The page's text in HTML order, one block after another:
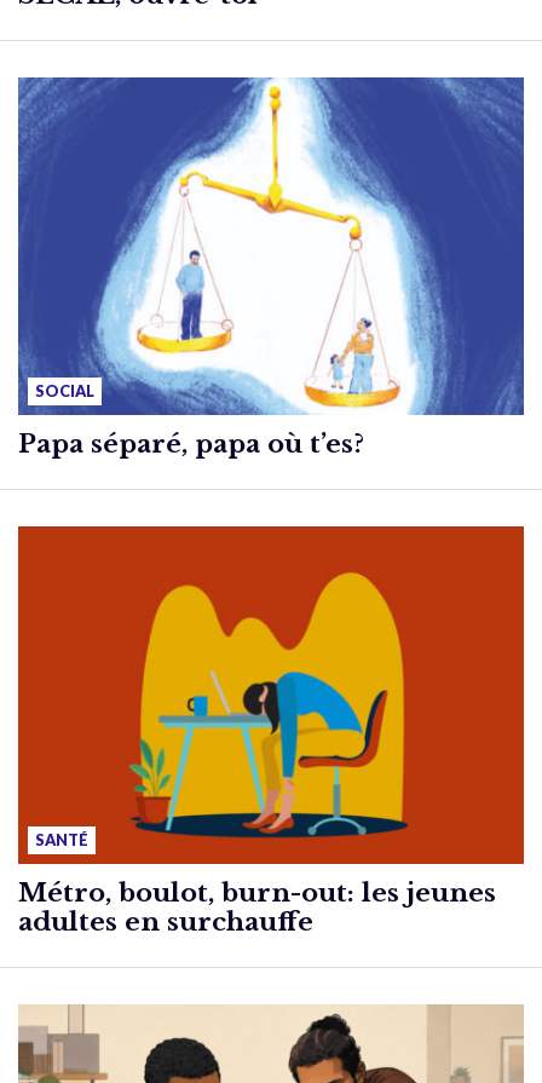
SOCIAL
Papa séparé, papa où t’es?
SANTÉ
Métro, boulot, burn-out: les jeunes
adultes en surchauffe